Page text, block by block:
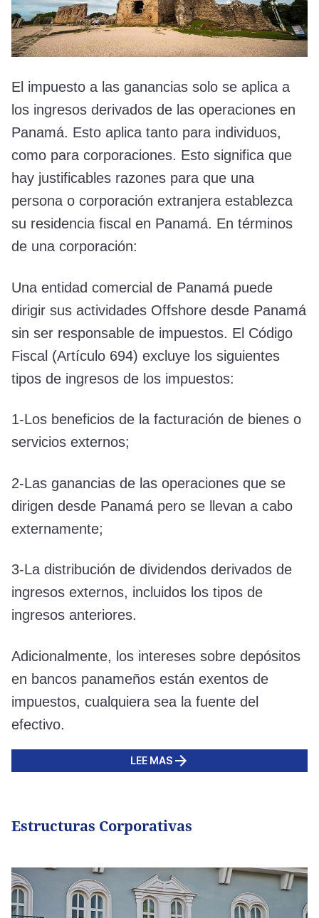
El impuesto a las ganancias solo se aplica a
los ingresos derivados de las operaciones en
Panamá. Esto aplica tanto para individuos,
como para corporaciones. Esto significa que
hay justificables razones para que una
persona o corporación extranjera establezca
su residencia fiscal en Panamá. En términos
de una corporación:
Una entidad comercial de Panamá puede
dirigir sus actividades Offshore desde Panamá
sin ser responsable de impuestos. El Código
Fiscal (Artículo 694) excluye los siguientes
tipos de ingresos de los impuestos:
1-Los beneficios de la facturación de bienes o
servicios externos;
2-Las ganancias de las operaciones que se
dirigen desde Panamá pero se llevan a cabo
externamente;
3-La distribución de dividendos derivados de
ingresos externos, incluidos los tipos de
ingresos anteriores.
Adicionalmente, los intereses sobre depósitos
en bancos panameños están exentos de
impuestos, cualquiera sea la fuente del
efectivo.
LEE MAS
Estructuras Corporativas